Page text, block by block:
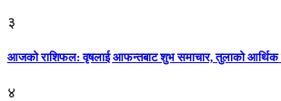
३
आजकाे राशिफल: वृषलाई आफन्तबाट शुभ समाचार, तुलाकाे आर्थिक
४